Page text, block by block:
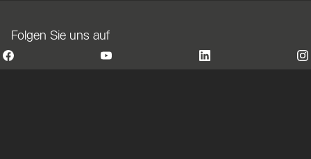
Folgen Sie uns auf